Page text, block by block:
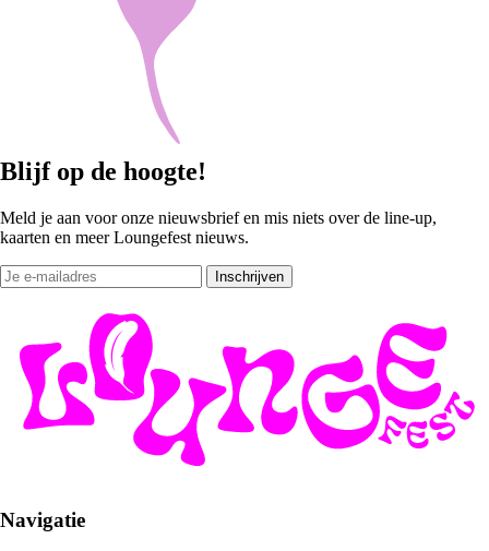
Blijf op de hoogte!
Meld je aan voor onze nieuwsbrief en mis niets over de line-up,
kaarten en meer Loungefest nieuws.
Inschrijven
Navigatie